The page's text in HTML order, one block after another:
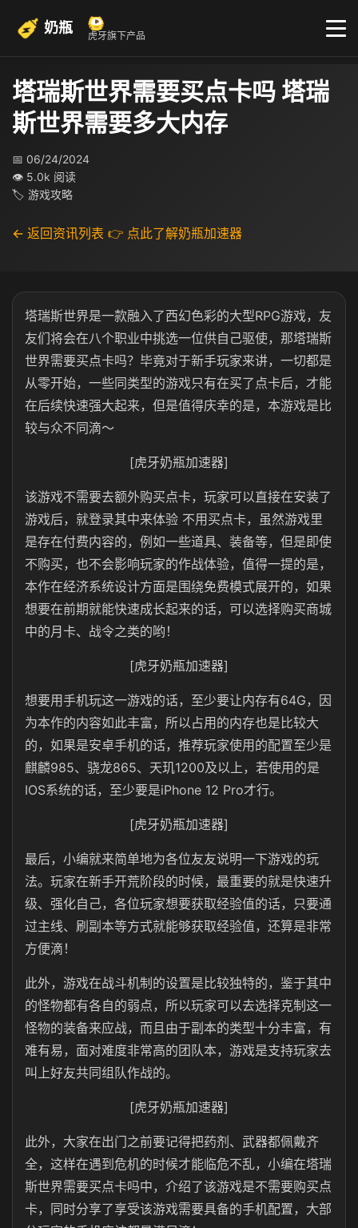
奶瓶 虎牙旗下产品
塔瑞斯世界需要买点卡吗 塔瑞
斯世界需要多大内存
📅 06/24/2024
👁 5.0k 阅读
🏷 游戏攻略
← 返回资讯列表 👉 点此了解奶瓶加速器
塔瑞斯世界是一款融入了西幻色彩的大型RPG游戏，友
友们将会在八个职业中挑选一位供自己驱使，那塔瑞斯
世界需要买点卡吗？毕竟对于新手玩家来讲，一切都是
从零开始，一些同类型的游戏只有在买了点卡后，才能
在后续快速强大起来，但是值得庆幸的是，本游戏是比
较与众不同滴～
[虎牙奶瓶加速器]
该游戏不需要去额外购买点卡，玩家可以直接在安装了
游戏后，就登录其中来体验 不用买点卡，虽然游戏里
是存在付费内容的，例如一些道具、装备等，但是即使
不购买，也不会影响玩家的作战体验，值得一提的是，
本作在经济系统设计方面是围绕免费模式展开的，如果
想要在前期就能快速成长起来的话，可以选择购买商城
中的月卡、战令之类的哟！
[虎牙奶瓶加速器]
想要用手机玩这一游戏的话，至少要让内存有64G，因
为本作的内容如此丰富，所以占用的内存也是比较大
的，如果是安卓手机的话，推荐玩家使用的配置至少是
麒麟985、骁龙865、天玑1200及以上，若使用的是
IOS系统的话，至少要是iPhone 12 Pro才行。
[虎牙奶瓶加速器]
最后，小编就来简单地为各位友友说明一下游戏的玩
法。玩家在新手开荒阶段的时候，最重要的就是快速升
级、强化自己，各位玩家想要获取经验值的话，只要通
过主线、刷副本等方式就能够获取经验值，还算是非常
方便滴！
此外，游戏在战斗机制的设置是比较独特的，鉴于其中
的怪物都有各自的弱点，所以玩家可以去选择克制这一
怪物的装备来应战，而且由于副本的类型十分丰富，有
难有易，面对难度非常高的团队本，游戏是支持玩家去
叫上好友共同组队作战的。
[虎牙奶瓶加速器]
此外，大家在出门之前要记得把药剂、武器都佩戴齐
全，这样在遇到危机的时候才能临危不乱，小编在塔瑞
斯世界需要买点卡吗中，介绍了该游戏是不需要购买点
卡，同时分享了享受该游戏需要具备的手机配置，大部